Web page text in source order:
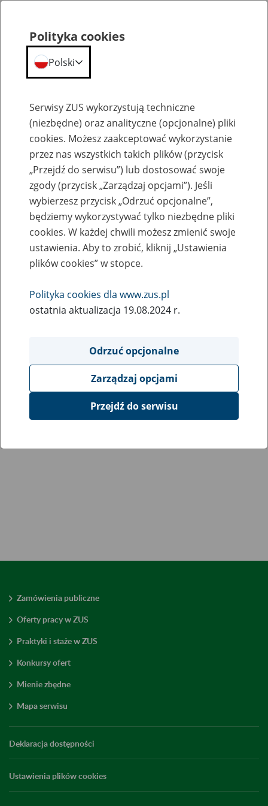
Przepraszamy,
podana strona nie została znaleziona.
Błąd 404
Przejdź do strony głównej
Zamówienia publiczne
Oferty pracy w ZUS
Praktyki i staże w ZUS
Konkursy ofert
Mienie zbędne
Mapa serwisu
Deklaracja dostępności
Ustawienia plików cookies
Polityka cookies
Polski
Serwisy ZUS wykorzystują techniczne
(niezbędne) oraz analityczne (opcjonalne) pliki
cookies. Możesz zaakceptować wykorzystanie
przez nas wszystkich takich plików (przycisk
„Przejdź do serwisu”) lub dostosować swoje
zgody (przycisk „Zarządzaj opcjami”). Jeśli
wybierzesz przycisk „Odrzuć opcjonalne”,
będziemy wykorzystywać tylko niezbędne pliki
cookies. W każdej chwili możesz zmienić swoje
ustawienia. Aby to zrobić, kliknij „Ustawienia
plików cookies” w stopce.
Polityka cookies dla www.zus.pl
ostatnia aktualizacja 19.08.2024 r.
Odrzuć opcjonalne
Zarządzaj opcjami
Przejdź do serwisu